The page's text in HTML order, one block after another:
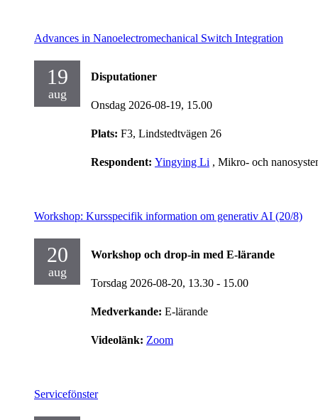
Advances in Nanoelectromechanical Switch Integration
19
aug
Disputationer
Onsdag 2026-08-19, 15.00
Plats: F3, Lindstedtvägen 26
Respondent: Yingying Li , Mikro- och
Workshop: Kursspecifik information om generativ AI (20/8)
20
aug
Workshop och drop-in med E-lärande
Torsdag 2026-08-20, 13.30 - 15.00
Medverkande: E-lärande
Videolänk: Zoom
Servicefönster